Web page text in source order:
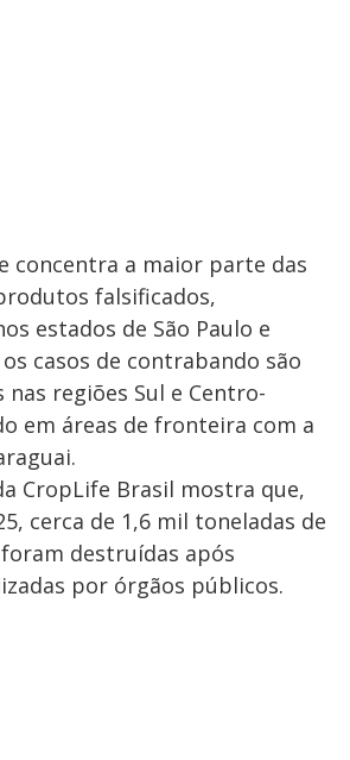
concentra a maior parte das
falsificados,
estados de São Paulo e
os casos de contrabando são
regiões Sul e Centro-
em áreas de fronteira com a
CropLife Brasil mostra que,
cerca de 1,6 mil toneladas de
destruídas após
por órgãos públicos.